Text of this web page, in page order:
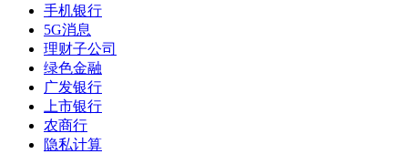
手机银行
5G消息
理财子公司
绿色金融
广发银行
上市银行
农商行
隐私计算